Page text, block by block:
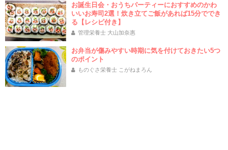
お誕生日会・おうちパーティーにおすすめのかわ
いいお寿司2選！炊き立てご飯があれば15分ででき
る【レシピ付き】
管理栄養士 大山加奈惠
お弁当が傷みやすい時期に気を付けておきたい5つ
のポイント
ものぐさ栄養士 こがねまろん